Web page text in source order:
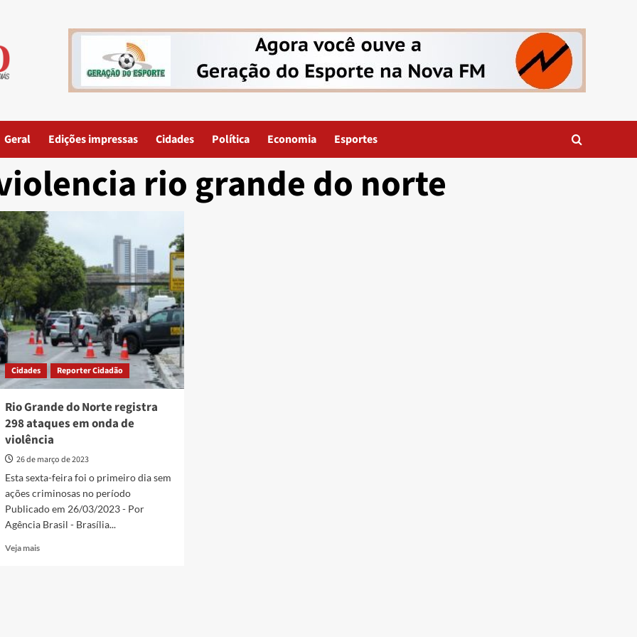
Geral Edições impressas Cidades Política Economia Esportes
rio grande do norte
Cidades Reporter Cidadão
Rio Grande do Norte registra
298 ataques em onda de
violência
26 de março de 2023
Esta sexta-feira foi o primeiro dia sem
ações criminosas no período
Publicado em 26/03/2023 - Por
Agência Brasil - Brasília...
Veja maisRead